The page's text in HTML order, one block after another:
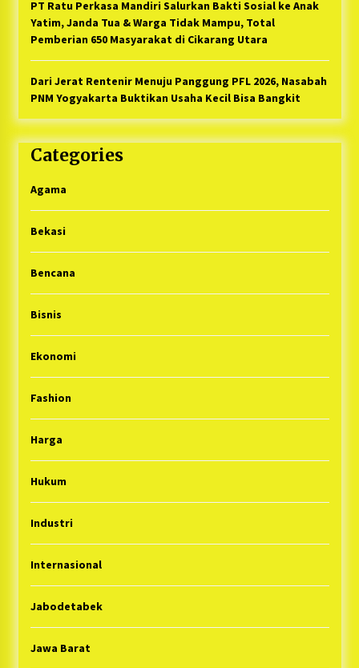
PT Ratu Perkasa Mandiri Salurkan Bakti Sosial ke Anak
Yatim, Janda Tua & Warga Tidak Mampu, Total
Pemberian 650 Masyarakat di Cikarang Utara
Dari Jerat Rentenir Menuju Panggung PFL 2026, Nasabah
PNM Yogyakarta Buktikan Usaha Kecil Bisa Bangkit
Categories
Agama
Bekasi
Bencana
Bisnis
Ekonomi
Fashion
Harga
Hukum
Industri
Internasional
Jabodetabek
Jawa Barat